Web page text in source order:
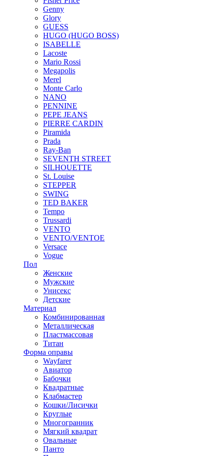
Genny
Glory
GUESS
HUGO (HUGO BOSS)
ISABELLE
Lacoste
Mario Rossi
Megapolis
Merel
Monte Carlo
NANO
PENNINE
PEPE JEANS
PIERRE CARDIN
Piramida
Prada
Ray-Ban
SEVENTH STREET
SILHOUETTE
St. Louise
STEPPER
SWING
TED BAKER
Tempo
Trussardi
VENTO
VENTO/VENTOE
Versace
Vogue
Пол
Женские
Мужские
Унисекс
Детские
Материал
Комбинированная
Металлическая
Пластмассовая
Титан
Форма оправы
Wayfarer
Авиатор
Бабочки
Квадратные
Клабмастер
Кошки/Лисички
Круглые
Многогранник
Мягкий квадрат
Овальные
Панто